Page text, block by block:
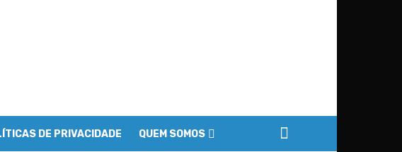
DE PRIVACIDADE QUEM SOMOS